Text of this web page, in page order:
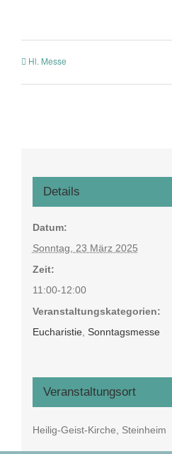
Hl. Messe
Details
Datum:
Sonntag, 23 März 2025
Zeit:
11:00-12:00
Veranstaltungskategorien:
Eucharistie, Sonntagsmesse
Veranstaltungsort
Heilig-Geist-Kirche, Steinheim